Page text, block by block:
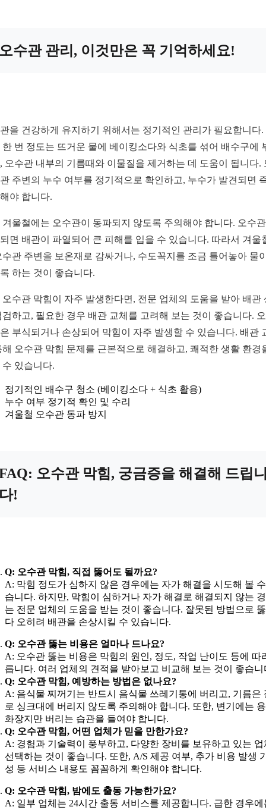
수관 관리, 이것만은 꼭 기억하세요!
을 건강하게 유지하기 위해서는 정기적인 관리가 필요합니다.
한 번 정도는 뜨거운 물에 베이킹소다와 식초를 섞어 배수구에
오수관 내부의 기름때와 이물질을 제거하는 데 도움이 됩니다.
주변의 누수 여부를 정기적으로 확인하고, 누수가 발견되면
야 합니다.
겨울철에는 오수관이 동파되지 않도록 주의해야 합니다. 오수
면 배관이 파열되어 큰 피해를 입을 수 있습니다. 따라서 겨울
수관 주변을 보온재로 감싸거나, 수도꼭지를 조금 틀어놓아 물
하는 것이 좋습니다.
오수관 막힘이 자주 발생한다면, 전문 업체의 도움을 받아 배관
검하고, 필요한 경우 배관 교체를 고려해 보는 것이 좋습니다.
부식되거나 손상되어 막힘이 자주 발생할 수 있습니다. 배관
해 오수관 막힘 문제를 근본적으로 해결하고, 쾌적한 생활 환경
수 있습니다.
정기적인 배수구 청소 (베이킹소다 + 식초 활용)
누수 여부 정기적 확인 및 수리
겨울철 오수관 동파 방지
오수관 막힘, 궁금증을 해결해 드립
!
Q: 오수관 막힘, 직접 뚫어도 될까요?
A: 막힘 정도가 심하지 않은 경우에는 자가 해결을 시도해 볼
습니다. 하지만, 막힘이 심하거나 자가 해결로 해결되지 않는
는 전문 업체의 도움을 받는 것이 좋습니다. 잘못된 방법으로
다 오히려 배관을 손상시킬 수 있습니다.
Q: 오수관 뚫는 비용은 얼마나 드나요?
A: 오수관 뚫는 비용은 막힘의 원인, 정도, 작업 난이도 등에 따
릅니다. 여러 업체의 견적을 받아보고 비교해 보는 것이 좋습니
Q: 오수관 막힘, 예방하는 방법은 없나요?
A: 음식물 찌꺼기는 반드시 음식물 쓰레기통에 버리고, 기름은
로 싱크대에 버리지 않도록 주의해야 합니다. 또한, 변기에는
화장지만 버리는 습관을 들여야 합니다.
Q: 오수관 막힘, 어떤 업체가 믿을 만한가요?
A: 경험과 기술력이 풍부하고, 다양한 장비를 보유하고 있는 업
선택하는 것이 좋습니다. 또한, A/S 제공 여부, 추가 비용 발생
성 등 서비스 내용도 꼼꼼하게 확인해야 합니다.
Q: 오수관 막힘, 밤에도 출동 가능한가요?
A: 일부 업체는 24시간 출동 서비스를 제공합니다. 급한 경우에